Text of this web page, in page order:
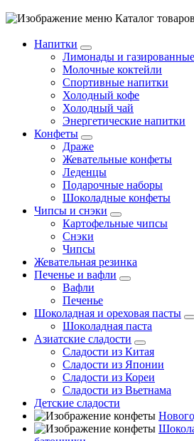
Каталог товаров
Напитки
Лимонады и
Молочные коктейли
Спортивные напитки
Холодный кофе
Холодный чай
Энергетические напитки
Конфеты
Драже
Жевательные конфеты
Леденцы
Подарочные наборы
Шоколадные конфеты
Чипсы и снэки
Картофельные чипсы
Снэки
Чипсы
Жевательная резинка
Печенье и вафли
Вафли
Печенье
Шоколадная и ореховая пасты
Шоколадная паста
Азиатские сладости
Сладости из Китая
Сладости из Японии
Сладости из Кореи
Сладости из Вьетнама
Детские сладости